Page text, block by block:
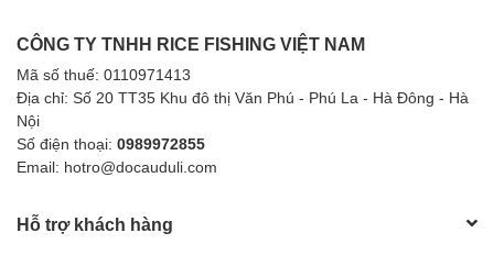
CÔNG TY TNHH RICE FISHING VIỆT NAM
Mã số thuế: 0110971413
Địa chỉ: Số 20 TT35 Khu đô thị Văn Phú - Phú La - Hà Đông - Hà
Nội
Số điện thoại: 0989972855
Email: hotro@docauduli.com
Hỗ trợ khách hàng